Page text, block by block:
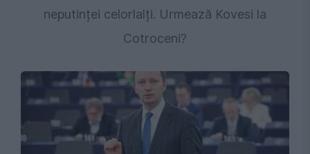
neputinței celorlalți. Urmează Kovesi la
Cotroceni?